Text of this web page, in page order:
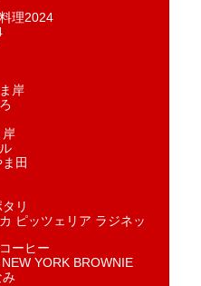
理2024
岸
田
リ
ピッツェリア ラジネッ
ーヒー
YORK BROWNIE